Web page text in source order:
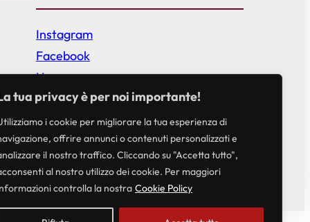
tua privacy è per noi importante!
i cookie per migliorare la tua esperienza di
offrire annunci o contenuti personalizzati e
il nostro traffico. Cliccando su "Accetta tutto",
al nostro utilizzo dei cookie. Per maggiori
controlla la nostra Cookie Policy
Instagram
Facebook
X